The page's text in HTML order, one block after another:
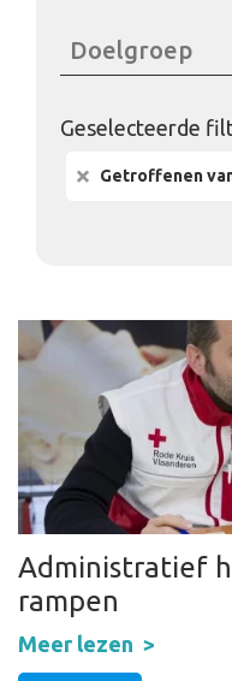
Geselecteerde
Getroffenen
Administratief
rampen
Meer lezen